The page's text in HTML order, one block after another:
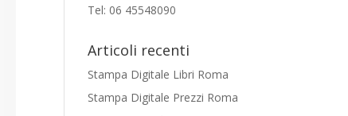
Tel: 06 45548090
Articoli recenti
Stampa Digitale Libri Roma
Stampa Digitale Prezzi Roma